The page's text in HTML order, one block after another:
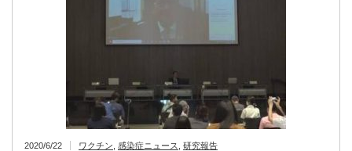
2020/6/22 ワクチン 感染症ニュース 研究報告